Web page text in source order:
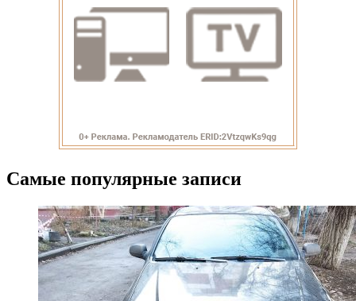
Самые популярные записи